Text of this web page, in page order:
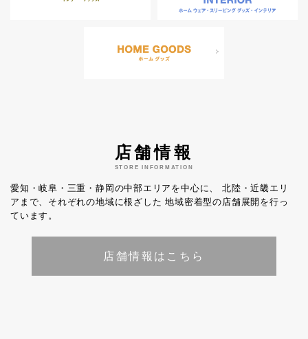
店舗情報
STORE INFORMATION
愛知・岐阜・三重・静岡の中部エリアを中心に、
北陸・近畿エリ
アまで、それぞれの地域に根ざした 地域密着型の店舗展開を行っ
ています。
店舗情報はこちら